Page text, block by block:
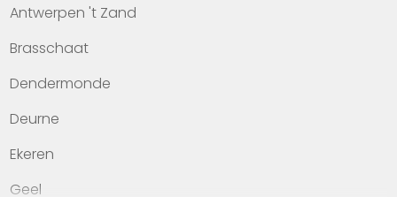
Kantoren
Veelgestelde vragen
Werken bij Heylen Vastgoed
Contact
Antwerpen 't Zand
Brasschaat
Dendermonde
Deurne
Ekeren
Geel